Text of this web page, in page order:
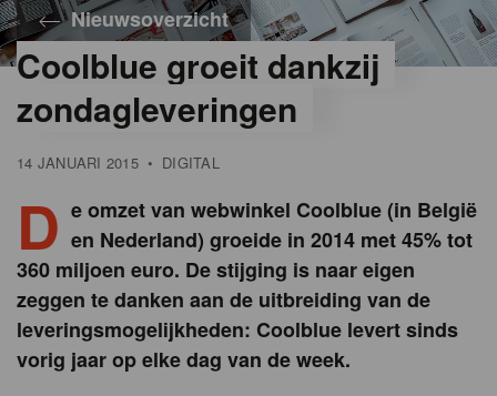
Nieuwsoverzicht
Coolblue groeit dankzij
zondagleveringen
14 JANUARI 2015 • DIGITAL
D e omzet van webwinkel Coolblue (in België
en Nederland) groeide in 2014 met 45% tot
360 miljoen euro. De stijging is naar eigen
zeggen te danken aan de uitbreiding van de
leveringsmogelijkheden: Coolblue levert sinds
vorig jaar op elke dag van de week.